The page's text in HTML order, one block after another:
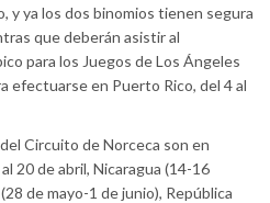
y ya los dos binomios tienen segura
que deberán asistir al
para los Juegos de Los Ángeles
efectuarse en Puerto Rico, del 4 al
Circuito de Norceca son en
20 de abril, Nicaragua (14-16
de mayo-1 de junio), República